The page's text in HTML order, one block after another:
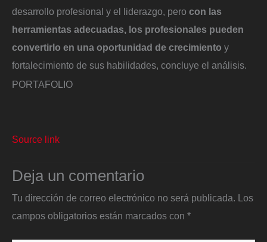
desarrollo profesional y el liderazgo, pero con las
herramientas adecuadas, los profesionales pueden
convertirlo en una oportunidad de crecimiento y
fortalecimiento de sus habilidades, concluye el análisis.
PORTAFOLIO
Source link
Deja un comentario
Tu dirección de correo electrónico no será publicada. Los
campos obligatorios están marcados con *